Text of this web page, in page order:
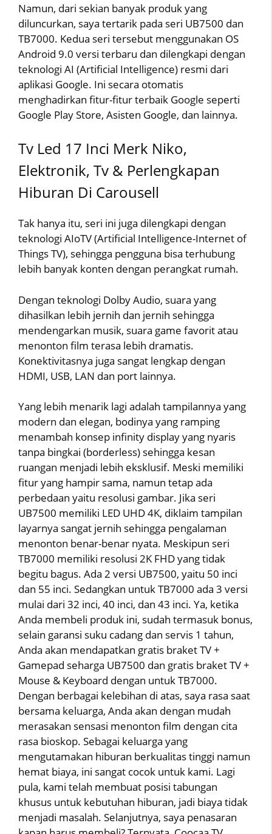
Namun, dari sekian banyak produk yang
diluncurkan, saya tertarik pada seri UB7500 dan
TB7000. Kedua seri tersebut menggunakan OS
Android 9.0 versi terbaru dan dilengkapi dengan
teknologi AI (Artificial Intelligence) resmi dari
aplikasi Google. Ini secara otomatis
menghadirkan fitur-fitur terbaik Google seperti
Google Play Store, Asisten Google, dan lainnya.
Tv Led 17 Inci Merk Niko,
Elektronik, Tv & Perlengkapan
Hiburan Di Carousell
Tak hanya itu, seri ini juga dilengkapi dengan
teknologi AIoTV (Artificial Intelligence-Internet of
Things TV), sehingga pengguna bisa terhubung
lebih banyak konten dengan perangkat rumah.
Dengan teknologi Dolby Audio, suara yang
dihasilkan lebih jernih dan jernih sehingga
mendengarkan musik, suara game favorit atau
menonton film terasa lebih dramatis.
Konektivitasnya juga sangat lengkap dengan
HDMI, USB, LAN dan port lainnya.
Yang lebih menarik lagi adalah tampilannya yang
modern dan elegan, bodinya yang ramping
menambah konsep infinity display yang nyaris
tanpa bingkai (borderless) sehingga kesan
ruangan menjadi lebih eksklusif. Meski memiliki
fitur yang hampir sama, namun tetap ada
perbedaan yaitu resolusi gambar. Jika seri
UB7500 memiliki LED UHD 4K, diklaim tampilan
layarnya sangat jernih sehingga pengalaman
menonton benar-benar nyata. Meskipun seri
TB7000 memiliki resolusi 2K FHD yang tidak
begitu bagus. Ada 2 versi UB7500, yaitu 50 inci
dan 55 inci. Sedangkan untuk TB7000 ada 3 versi
mulai dari 32 inci, 40 inci, dan 43 inci. Ya, ketika
Anda membeli produk ini, sudah termasuk bonus,
selain garansi suku cadang dan servis 1 tahun,
Anda akan mendapatkan gratis braket TV +
Gamepad seharga UB7500 dan gratis braket TV +
Mouse & Keyboard dengan untuk TB7000.
Dengan berbagai kelebihan di atas, saya rasa saat
bersama keluarga, Anda akan dengan mudah
merasakan sensasi menonton film dengan cita
rasa bioskop. Sebagai keluarga yang
mengutamakan hiburan berkualitas tinggi namun
hemat biaya, ini sangat cocok untuk kami. Lagi
pula, kami telah membuat posisi tabungan
khusus untuk kebutuhan hiburan, jadi biaya tidak
menjadi masalah. Selanjutnya, saya penasaran